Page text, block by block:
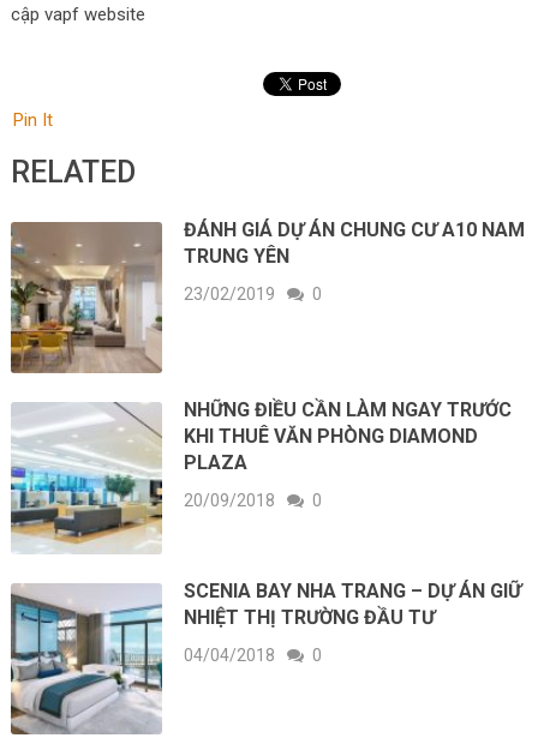
cập vapf website
Pin It
RELATED
ĐÁNH GIÁ DỰ ÁN CHUNG CƯ A10 NAM
TRUNG YÊN
23/02/2019 0
NHỮNG ĐIỀU CẦN LÀM NGAY TRƯỚC
KHI THUÊ VĂN PHÒNG DIAMOND
PLAZA
20/09/2018 0
SCENIA BAY NHA TRANG – DỰ ÁN GIỮ
NHIỆT THỊ TRƯỜNG ĐẦU TƯ
04/04/2018 0